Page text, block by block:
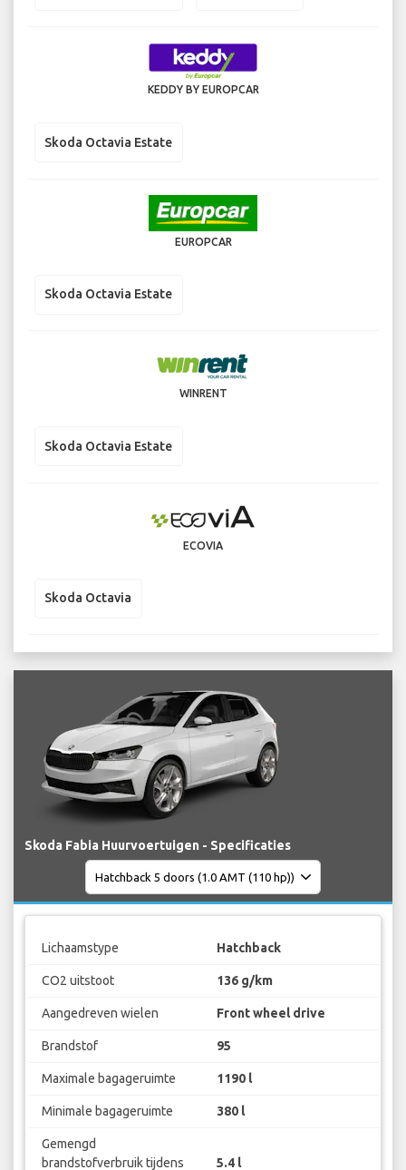
KEDDY BY EUROPCAR
Skoda Octavia Estate
EUROPCAR
Skoda Octavia Estate
WINRENT
Skoda Octavia Estate
ECOVIA
Skoda Octavia
Skoda Fabia Huurvoertuigen - Specificaties
Lichaamstype Hatchback
CO2 uitstoot 136 g/km
Aangedreven wielen Front wheel drive
Brandstof 95
Maximale bagageruimte 1190 l
Minimale bagageruimte 380 l
Gemengd
brandstofverbruik tijdens
5.4 l